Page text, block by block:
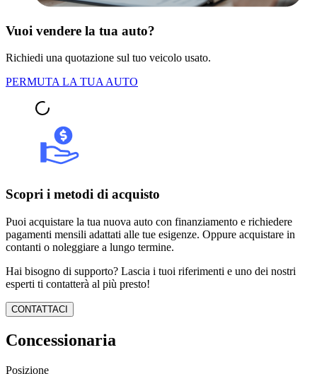
Vuoi vendere la tua auto?
Richiedi una quotazione sul tuo veicolo usato.
PERMUTA LA TUA AUTO
Scopri i metodi di acquisto
Puoi acquistare la tua nuova auto con finanziamento e richiedere
pagamenti mensili adattati alle tue esigenze. Oppure acquistare in
contanti o noleggiare a lungo termine.
Hai bisogno di supporto? Lascia i tuoi riferimenti e uno dei nostri
esperti ti contatterà al più presto!
CONTATTACI
Concessionaria
Posizione